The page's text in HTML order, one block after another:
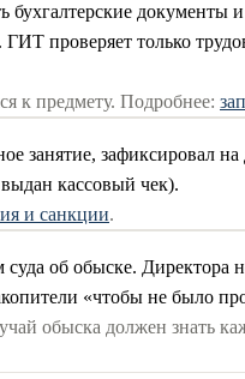
ГИТ проверяет только
к предмету. Подробнее:
занятие, зафиксировал
кассовый чек).
и санкции.
об обыске. Директора
«чтобы не было
обыска должен знать